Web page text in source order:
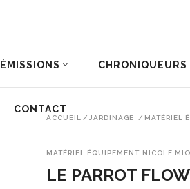
ÉMISSIONS CHRONIQUEURS
CONTACT
ACCUEIL / JARDINAGE / MATÉRIEL
MATÉRIEL ÉQUIPEMENT NICOLE
LE PARROT